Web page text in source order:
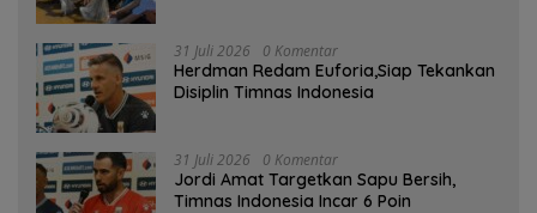
31 Juli 2026 0 Komentar
Herdman Redam Euforia,Siap Tekankan
Disiplin Timnas Indonesia
31 Juli 2026 0 Komentar
Jordi Amat Targetkan Sapu Bersih,
Timnas Indonesia Incar 6 Poin